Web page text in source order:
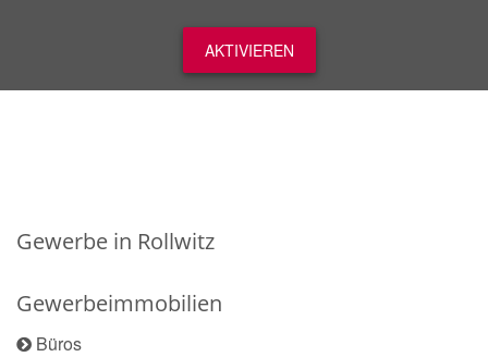
AKTIVIEREN
Gewerbe in Rollwitz
Gewerbeimmobilien
Büros